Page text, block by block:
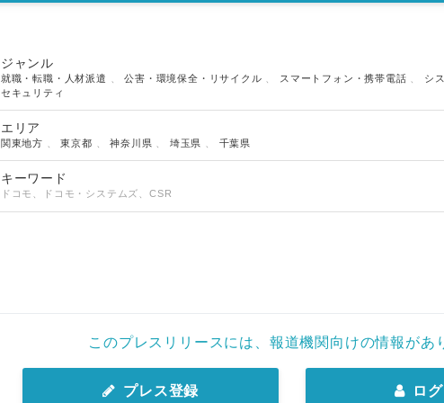
ジャンル
就職・転職・人材派遣 、公害・環境保全・リサイクル スマートフォン・携帯電話 シ
セキュリティ
エリア
関東地方 、東京都 、神奈川県 埼玉県 千葉県
キーワード
ドコモ、ドコモ・システムズ、CSR
このプレスリリースには、報道機関向けの情報があ
プレス登録 ロ